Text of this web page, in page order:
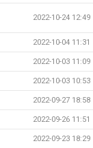
2022-10-24 12:49
2022-10-04 11:31
2022-10-03 11:09
2022-10-03 10:53
2022-09-27 18:58
2022-09-26 11:51
2022-09-23 18:29